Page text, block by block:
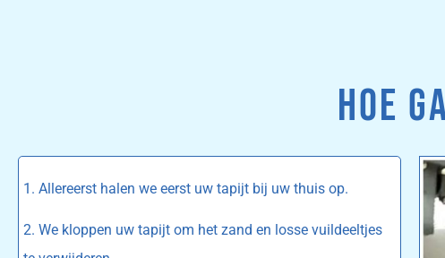
HOE
1. Allereerst halen we eerst uw tapijt bij uw thuis op.
2. We kloppen uw tapijt om het zand en losse vuildeeltjes